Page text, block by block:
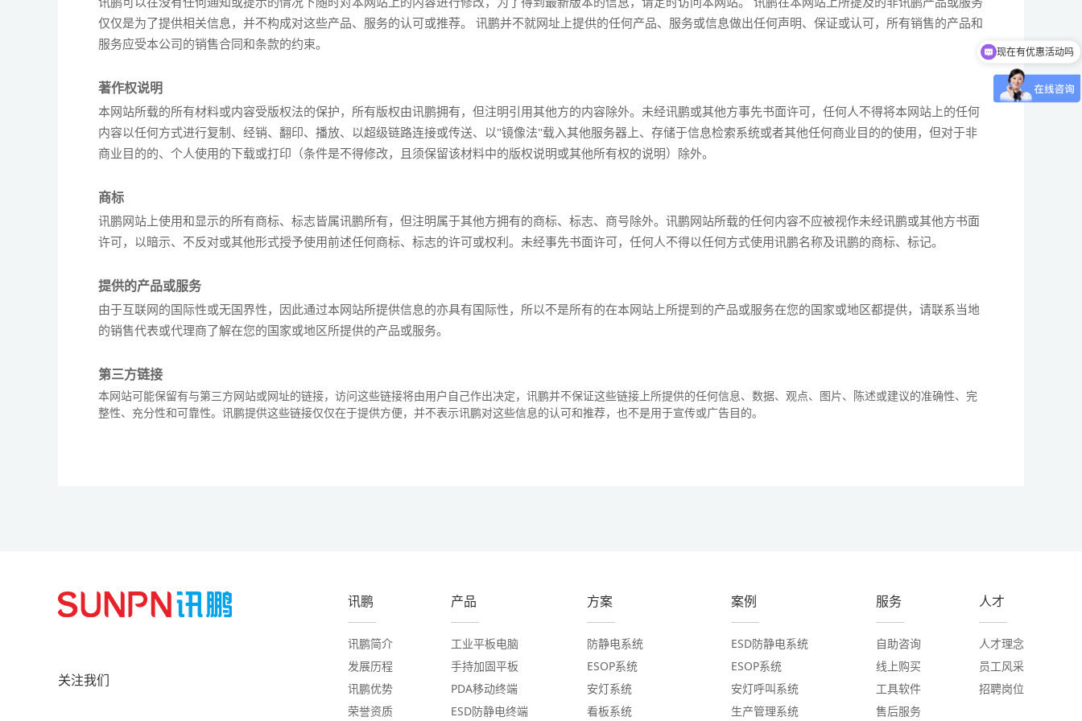
仅仅是为了提供相关信息，并不构成对这些产品、服务的认可或推荐。 讯鹏并不就网址上提供的任何产品、服务或信息做出任何声明、保证或认可，所有销售的产品和
服务应受本公司的销售合同和条款的约束。
著作权说明
本网站所载的所有材料或内容受版权法的保护，所有版权由讯鹏拥有，但注明引用其他方的内容除外。未经讯鹏或其他方事先书面许可，任何人不得将本网站上的任何
内容以任何方式进行复制、经销、翻印、播放、以超级链路连接或传送、以"镜像法"载入其他服务器上、存储于信息检索系统或者其他任何商业目的的使用，但对于非
商业目的的、个人使用的下载或打印（条件是不得修改，且须保留该材料中的版权说明或其他所有权的说明）除外。
商标
讯鹏网站上使用和显示的所有商标、标志皆属讯鹏所有，但注明属于其他方拥有的商标、标志、商号除外。讯鹏网站所载的任何内容不应被视作未经讯鹏或其他方书面
许可，以暗示、不反对或其他形式授予使用前述任何商标、标志的许可或权利。未经事先书面许可，任何人不得以任何方式使用讯鹏名称及讯鹏的商标、标记。
提供的产品或服务
由于互联网的国际性或无国界性，因此通过本网站所提供信息的亦具有国际性，所以不是所有的在本网站上所提到的产品或服务在您的国家或地区都提供，请联系当地
的销售代表或代理商了解在您的国家或地区所提供的产品或服务。
第三方链接
本网站可能保留有与第三方网站或网址的链接，访问这些链接将由用户自己作出决定，讯鹏并不保证这些链接上所提供的任何信息、数据、观点、图片、陈述或建议的准确性、完
整性、充分性和可靠性。讯鹏提供这些链接仅仅在于提供方便，并不表示讯鹏对这些信息的认可和推荐，也不是用于宣传或广告目的。
关注我们
讯鹏
讯鹏简介
发展历程
讯鹏优势
荣誉资质
产品
工业平板电脑
手持加固平板
PDA移动终端
ESD防静电终端
方案
防静电系统
ESOP系统
安灯系统
看板系统
案例
ESD防静电系统
ESOP系统
安灯呼叫系统
生产管理系统
服务
自助咨询
线上购买
工具软件
售后服务
人才
人才理念
员工风采
招聘岗位
现在有优惠活动吗